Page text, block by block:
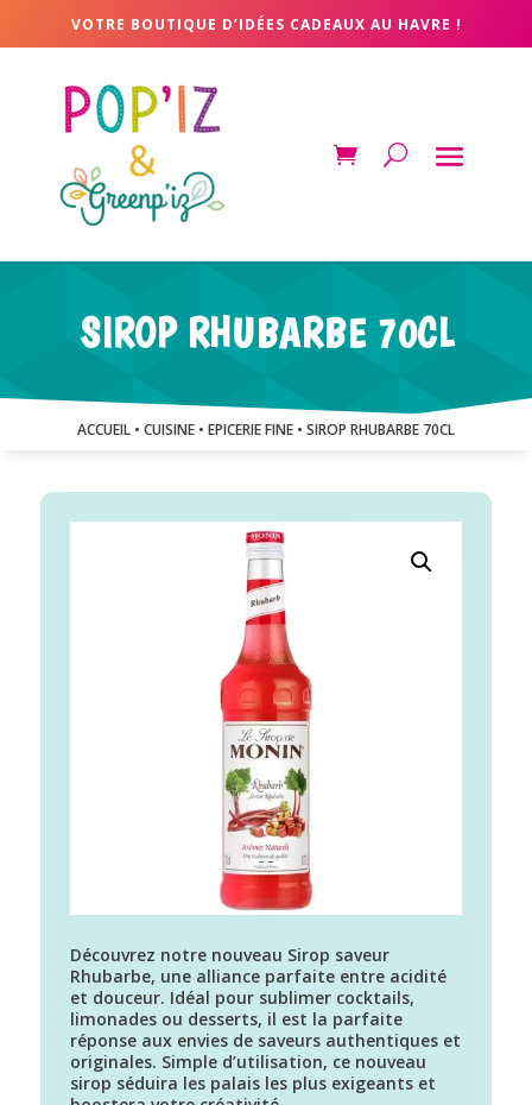
VOTRE BOUTIQUE D’IDÉES CADEAUX AU HAVRE !
SIROP RHUBARBE 70CL
ACCUEIL • CUISINE • EPICERIE FINE • SIROP RHUBARBE 70CL
Découvrez notre nouveau Sirop saveur
Rhubarbe, une alliance parfaite entre acidité
et douceur. Idéal pour sublimer cocktails,
limonades ou desserts, il est la parfaite
réponse aux envies de saveurs authentiques et
originales. Simple d’utilisation, ce nouveau
sirop séduira les palais les plus exigeants et